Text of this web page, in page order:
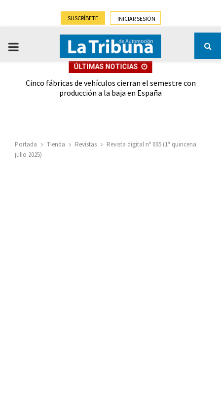
SUSCRÍBETE INICIAR SESIÓN
PRIMARY
ÚLTIMAS NOTICIAS
Cinco fábricas de vehículos cierran el semestre con
producción a la baja en España
Portada Tienda Revistas
Revista digital nº 695 (1ª quincena
julio 2025)